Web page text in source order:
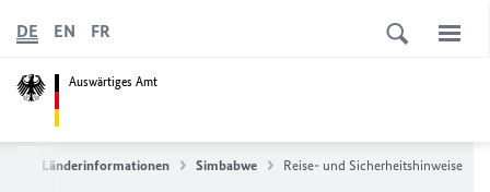
Auswärtiges Amt
DE EN FR
Länderinformationen Simbabwe Reise- und Sicherheitshinweise